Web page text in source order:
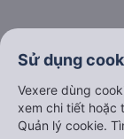
Hà Nội đi Ninh
Hà Nội đi Hạ Long
Hà Nội đi Sa Pa
Sử dụng
Vexere dùng
xem chi tiết hoặc
Quản lý cookie.